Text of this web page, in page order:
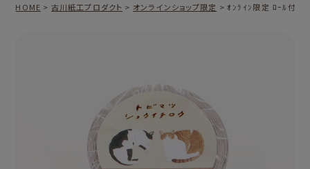
HOME 古川紙工プロダクト オンラインショップ限定 ｵﾝﾗｲﾝ限定 ﾛｰﾙ付箋